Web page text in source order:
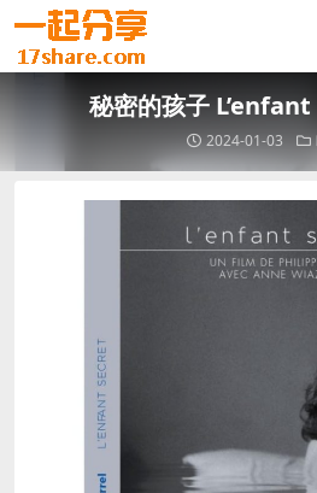
秘密的孩子
2024-01-03